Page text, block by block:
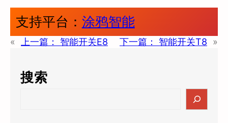
支持平台： 涂鸦智能
« 上一篇： 智能开关E8 下一篇： 智能开关T8 »
搜索